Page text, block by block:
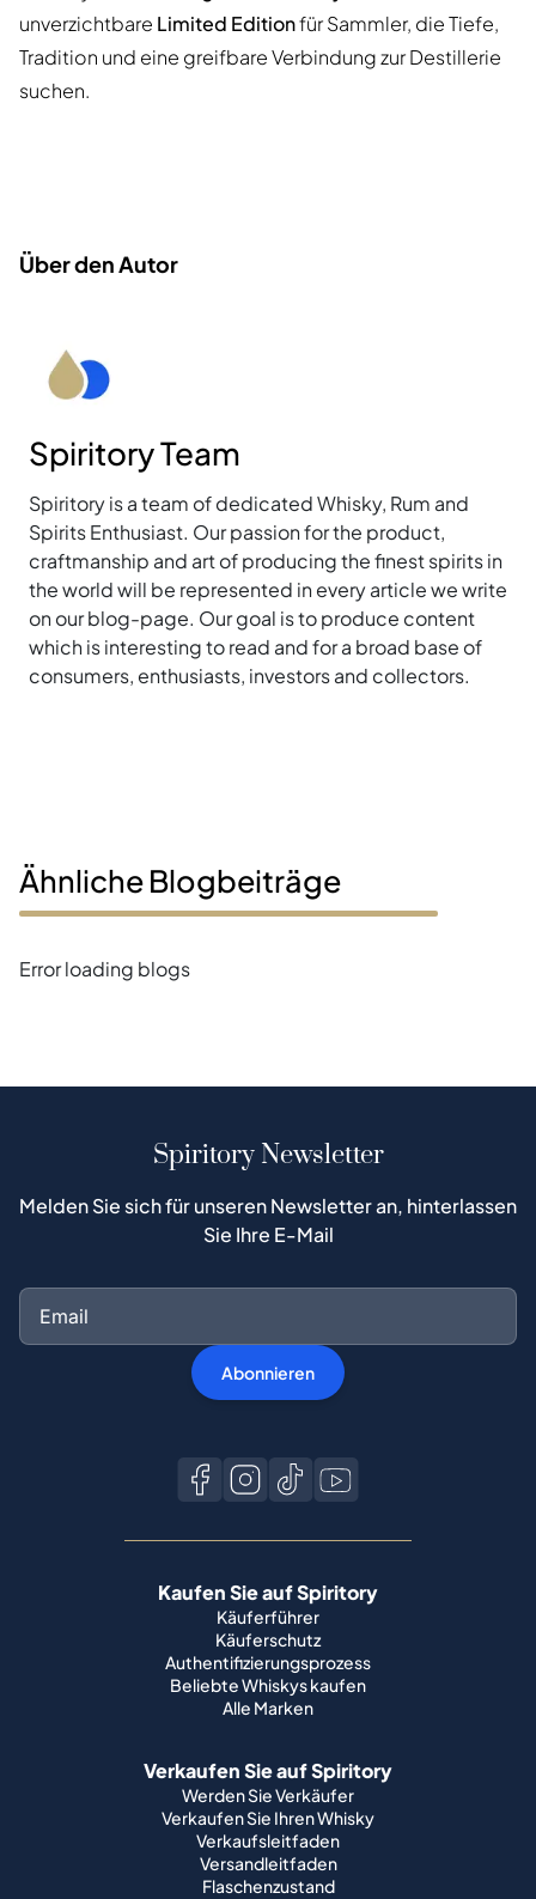
unverzichtbare Limited Editionfür Sammler, die Tiefe,
Tradition und eine greifbare Verbindung zur Destillerie
suchen.
Über den Autor
Spiritory Team
Spiritory is a team of dedicated Whisky, Rum and
Spirits Enthusiast. Our passion for the product,
craftmanship and art of producing the finest spirits in
the world will be represented in every article we write
on our blog-page. Our goal is to produce content
which is interesting to read and for a broad base of
consumers, enthusiasts, investors and collectors.
Ähnliche Blogbeiträge
Error loading blogs
Spiritory Newsletter
Melden Sie sich für unseren Newsletter an, hinterlassen
Sie Ihre E-Mail
Abonnieren
Kaufen Sie auf Spiritory
Käuferführer
Käuferschutz
Authentifizierungsprozess
Beliebte Whiskys kaufen
Alle Marken
Verkaufen Sie auf Spiritory
Werden Sie Verkäufer
Verkaufen Sie Ihren Whisky
Verkaufsleitfaden
Versandleitfaden
Flaschenzustand